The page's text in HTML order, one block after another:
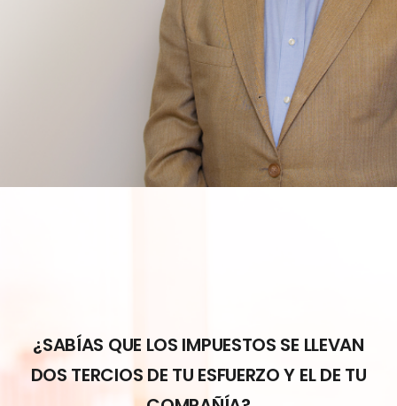
¿SABÍAS QUE LOS IMPUESTOS SE LLEVAN
DOS TERCIOS DE TU ESFUERZO Y EL DE TU